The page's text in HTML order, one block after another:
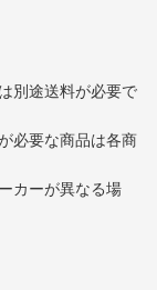
別途送料が必要で
必要な商品は各商
カーが異なる場